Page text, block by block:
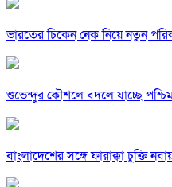
ভারতের চিকেন নেক নিয়ে নতুন
শুভেন্দুর কৌশলে বদলে যাচ্ছে
বাংলাদেশের সঙ্গে ফারাক্কা চুক্তি